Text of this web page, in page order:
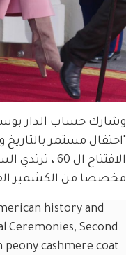
وشارك حساب الدار
"احتفال مستمر بالتاريخ
الافتتاح ال
مخصصا من الكشمير
history and
Ceremonies, Second
peony cashmere coat